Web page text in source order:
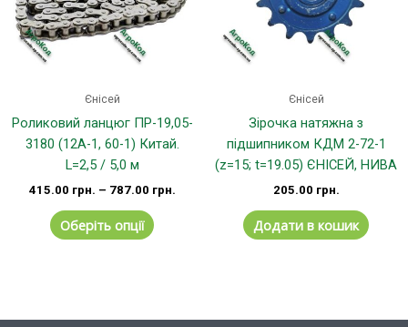
Єнісей
Роликовий ланцюг ПР-19,05-
3180 (12А-1, 60-1) Китай.
L=2,5 / 5,0 м
415.00 грн. – 787.00 грн.
Оберіть опції
Параметри
можна
товару
Єнісей
Зірочка натяжна з
підшипником КДМ 2-72-1
(z=15; t=19.05) ЄНІСЕЙ, НИВА
205.00 грн.
Додати в кошик